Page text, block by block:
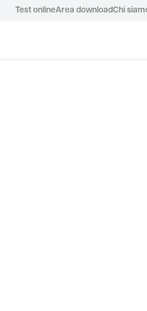
Test onlineArea downloadChi